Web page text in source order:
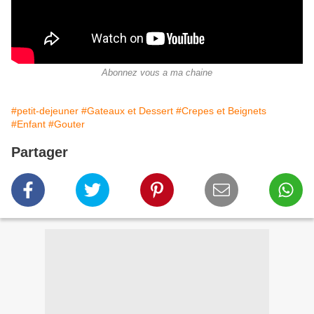
Abonnez vous a ma chaine
#petit-dejeuner #Gateaux et Dessert #Crepes et Beignets
#Enfant #Gouter
Partager